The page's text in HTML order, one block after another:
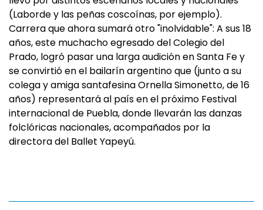
(Laborde y las peñas coscoínas, por ejemplo).
Carrera que ahora sumará otro "inolvidable": A sus 18
años, este muchacho egresado del Colegio del
Prado, logró pasar una larga audición en Santa Fe y
se convirtió en el bailarín argentino que (junto a su
colega y amiga santafesina Ornella Simonetto, de 16
años) representará al país en el próximo Festival
internacional de Puebla, donde llevarán las danzas
folclóricas nacionales, acompañados por la
directora del Ballet Yapeyú.